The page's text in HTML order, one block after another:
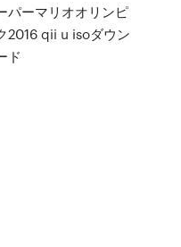
パーマリオオリンピ
2016 qii u isoダウン
ド